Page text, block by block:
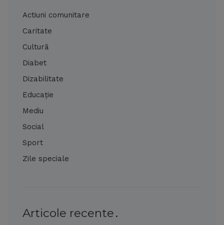
Actiuni comunitare
Caritate
Cultură
Diabet
Dizabilitate
Educație
Mediu
Social
Sport
Zile speciale
Articole recente